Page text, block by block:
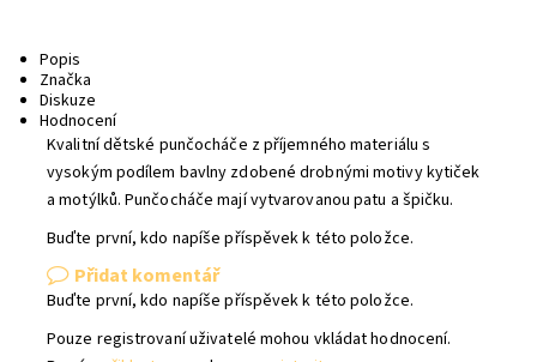
Popis
Značka
Diskuze
Hodnocení
Kvalitní dětské punčocháče z příjemného materiálu s
vysokým podílem bavlny zdobené drobnými motivy kytiček
a motýlků. Punčocháče mají vytvarovanou patu a špičku.
Buďte první, kdo napíše příspěvek k této položce.
Přidat komentář
Buďte první, kdo napíše příspěvek k této položce.
Pouze registrovaní uživatelé mohou vkládat hodnocení.